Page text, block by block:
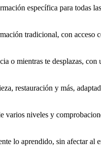
específica para todas
tradicional, con acceso
o mientras te desplazas,
restauración y más,
niveles y
lo aprendido, sin afectar al